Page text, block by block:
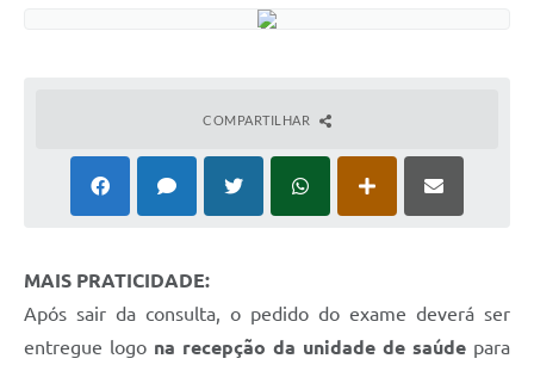
COMPARTILHAR
MAIS PRATICIDADE:
Após sair da consulta, o pedido do exame deverá ser
entregue logo na recepção da unidade de saúde para